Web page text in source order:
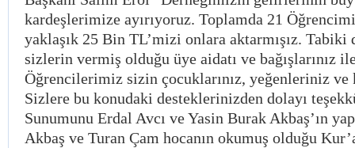
kardeşlerimize ayırıyoruz. Toplamda 21
yaklaşık 25 Bin TL’mizi onlara aktarmışız. Tabiki
sizlerin vermiş olduğu üye aidatı ve bağışlarınız
Öğrencilerimiz sizin çocuklarınız, yeğenleriniz
Sizlere bu konudaki desteklerinizden dolayı
Sunumunu Erdal Avcı ve Yasin Burak Akbaş’ın
Akbaş ve Turan Çam hocanın okumuş olduğu